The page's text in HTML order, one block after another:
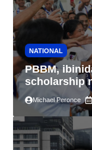
NATIONAL
PBBM,
scholarship
saMichael Peronce